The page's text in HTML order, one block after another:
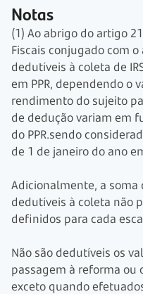
Notas
(1) Ao abrigo do artigo
Fiscais conjugado com o
dedutíveis à coleta de
em PPR, dependendo o
rendimento do sujeito
de dedução variam em
do PPR.sendo
de 1 de janeiro do ano
Adicionalmente, a soma
dedutíveis à coleta não
definidos para cada
Não são dedutíveis os
passagem à reforma ou
exceto quando